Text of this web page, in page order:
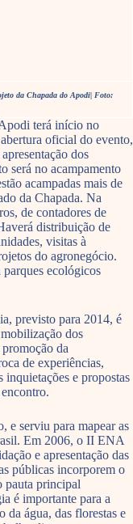
da Chapada do Apodi| Foto:
terá início no
oficial do evento,
dos
será no acampamento
acampadas mais de
da Chapada. Na
de contadores de
distribuição de
visitas à
do agronegócio.
parques ecológicos
previsto para 2014, é
dos
da
de experiências,
inquietações e propostas
e serviu para mapear as
Em 2006, o II ENA
e apresentação das
públicas incorporem o
principal
é importante para a
da água, das florestas e